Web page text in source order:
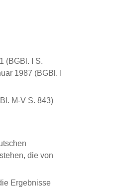
(BGBl. I S.
1987 (BGBl. I
M-V S. 843)
die von
Ergebnisse